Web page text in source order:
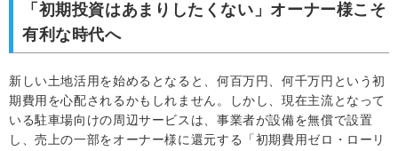
「初期投資はあまりしたくない」オーナー様こそ
有利な時代へ
新しい土地活用を始めるとなると、何百万円、何千万円という初
期費用を心配されるかもしれません。しかし、現在主流となって
いる駐車場向けの周辺サービスは、事業者が設備を無償で設置
し、売上の一部をオーナー様に還元する「初期費用ゼロ・ローリ